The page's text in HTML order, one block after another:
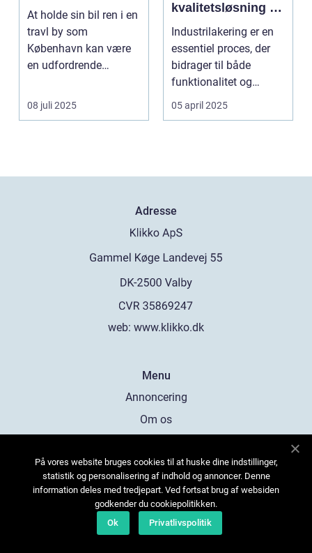
At holde sin bil ren i en
travl by som
København kan være
en udfordrende
08 juli 2025
kvalitetsløsning til
dit næste projekt
Industrilakering er en
essentiel proces, der
bidrager til både
funktionalitet og
æstetik...
05 april 2025
Adresse
web: www.klikko.dk
Menu
Annoncering
Om os
Kontakt os
Sitemap
På vores website bruges cookies til at huske dine indstillinger,
statistik og personalisering af indhold og annoncer. Denne
information deles med tredjepart. Ved fortsat brug af websiden
godkender du cookiepolitikken.
Ok
Privatlivspolitik